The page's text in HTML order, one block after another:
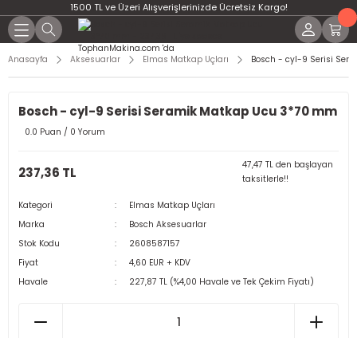
1500 TL ve Üzeri Alışverişlerinizde Ücretsiz Kargo!
Anasayfa Aksesuarlar Elmas Matkap Uçları Bosch - cyl-9 Serisi
Bosch - cyl-9 Serisi Seramik Matkap Ucu 3*70 mm
0.0 Puan / 0 Yorum
237,36 TL
47,47 TL den başlayan
taksitlerle!!
Kategori
Elmas Matkap Uçları
Marka
Bosch Aksesuarlar
Stok Kodu
2608587157
Fiyat
4,60 EUR + KDV
Havale
227,87 TL (%4,00 Havale ve Tek Çekim Fiyatı)